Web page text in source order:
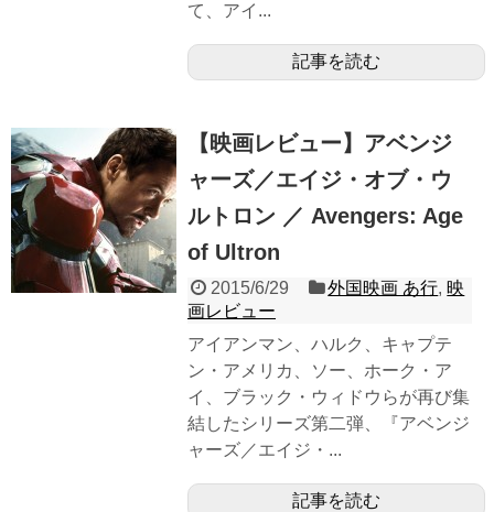
て、アイ...
記事を読む
【映画レビュー】アベンジ
ャーズ／エイジ・オブ・ウ
ルトロン ／ Avengers: Age
of Ultron
2015/6/29 外国映画 あ行, 映
画レビュー
アイアンマン、ハルク、キャプテ
ン・アメリカ、ソー、ホーク・ア
イ、ブラック・ウィドウらが再び集
結したシリーズ第二弾、『アベンジ
ャーズ／エイジ・...
記事を読む